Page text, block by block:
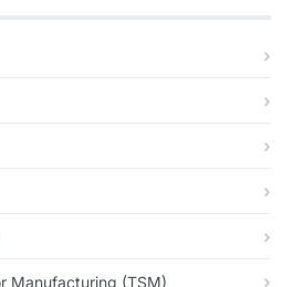
Manufacturing (TSM)